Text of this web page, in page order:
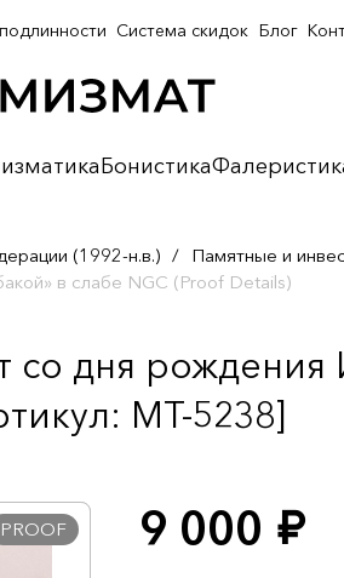
Бонистика
Система скидок Блог
(1992-н.в.) / Памятные и
в слабе NGC (Proof Details)
дня
MT-5238]
PROOF 9 000 руб.